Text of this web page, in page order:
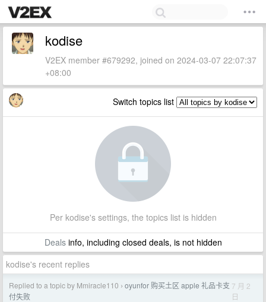
kodise
V2EX member #679292, joined on 2024-03-07 22:07:37
+08:00
Switch topics list
Per kodise's settings, the topics list is hidden
Dealsinfo, including closed deals, is not hidden
kodise's recent replies
Replied to a topic by Mmiracle110 › oyunfor 购买土区 apple 礼品卡支
付失败
7 月 2
日